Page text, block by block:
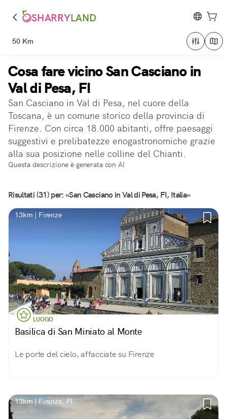
SHARRYLAND
50 Km
Cosa fare vicino San Casciano in
Val di Pesa, FI
San Casciano in Val di Pesa, nel cuore della
Toscana, è un comune storico della provincia di
Firenze. Con circa 18.000 abitanti, offre paesaggi
suggestivi e prelibatezze enogastronomiche grazie
alla sua posizione nelle colline del Chianti.
Questa descrizione è generata con AI
Risultati (31) per: «San Casciano in Val di Pesa, FI, Italia»
13km | Firenze
LUOGO
Basilica di San Miniato al Monte
Le porte del cielo, affacciate su Firenze
13km | Firenze, FI